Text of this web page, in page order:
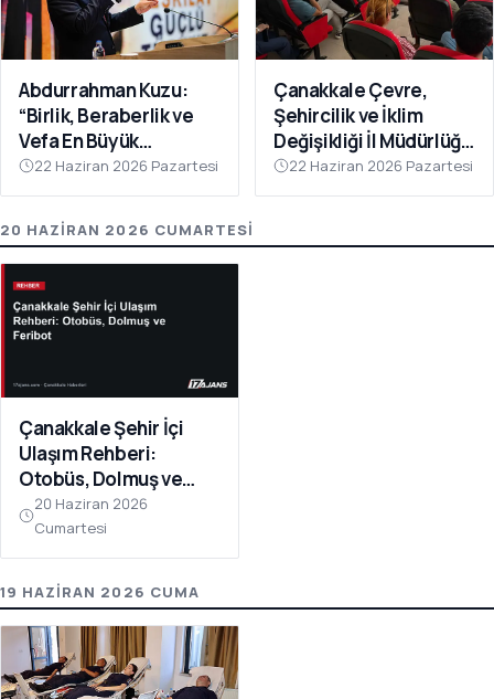
Abdurrahman Kuzu:
“Birlik, Beraberlik ve
Vefa En Büyük
Gücümüzdür
22 Haziran 2026 Pazartesi
Çanakkale Çevre,
Şehircilik ve İklim
Değişikliği İl Müdürlüğü
Personeline Eğitim
Verildi
22 Haziran 2026 Pazartesi
20 HAZIRAN 2026 CUMARTESI
Çanakkale Şehir İçi
Ulaşım Rehberi:
Otobüs, Dolmuş ve
Feribot
20 Haziran 2026
Cumartesi
19 HAZIRAN 2026 CUMA